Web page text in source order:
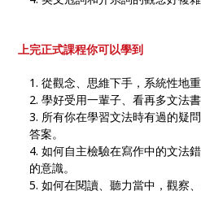
上完正式課程你可以學到
從觀念、思維下手，系統性地重
學好受用一輩子、看再多文法
所有你在學習文法時有過的疑
答案。
如何自主檢驗在寫作中的文法
的意識。
如何在閱讀、聽力當中，觀察